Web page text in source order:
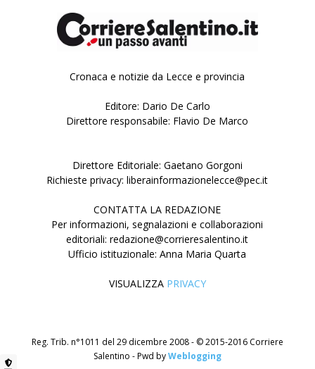
Cronaca e notizie da Lecce e provincia
Editore: Dario De Carlo
Direttore responsabile: Flavio De Marco
Direttore Editoriale: Gaetano Gorgoni
Richieste privacy: liberainformazionelecce@pec.it
CONTATTA LA REDAZIONE
Per informazioni, segnalazioni e collaborazioni
editoriali: redazione@corrieresalentino.it
Ufficio istituzionale: Anna Maria Quarta
VISUALIZZA PRIVACY
Reg. Trib. n°1011 del 29 dicembre 2008 - © 2015-2016 Corriere
Salentino - Pwd byWeblogging